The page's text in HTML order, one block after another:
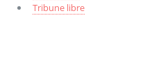
Tribune libre